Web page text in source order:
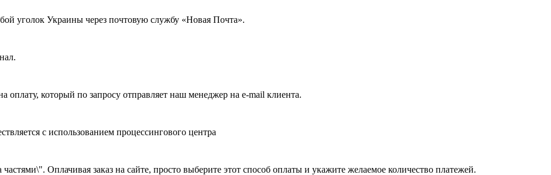
уголок Украины через почтовую службу «Новая Почта».
оплату, который по запросу отправляет наш менеджер на e-mail клиента.
с использованием процессингового центра
Оплачивая заказ на сайте, просто выберите этот способ оплаты и укажите желаемое количество платежей.